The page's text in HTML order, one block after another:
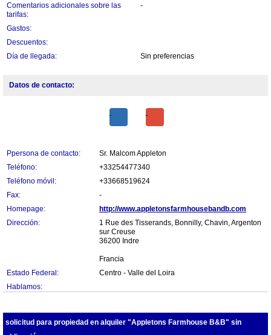
Comentarios adicionales sobre las
tarifas:
-
Gastos:
Descuentos:
Día de llegada:
Sin preferencias
Datos de contacto:
Ppersona de contacto:
Sr. Malcom Appleton
Teléfono:
+33254477340
Teléfono móvil:
+33668519624
Fax:
-
Homepage:
http://www.appletonsfarmhousebandb.com
Dirección:
1 Rue des Tisserands, Bonnilly, Chavin, Argenton
sur Creuse
36200 Indre
Francia
Estado Federal:
Centro - Valle del Loira
Hablamos:
solicitud para propiedad en alquiler "Appletons Farmhouse B&B" sin